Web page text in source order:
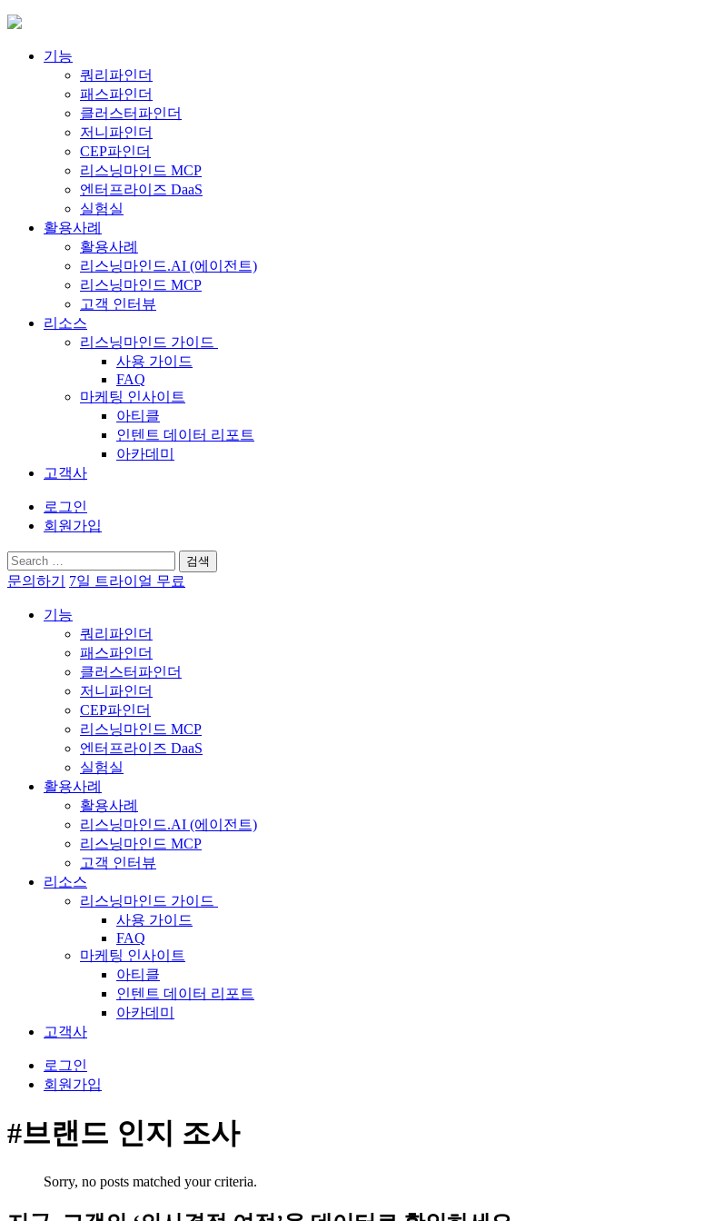
Skip
content기능
쿼리파인더
패스파인더
클러스터파인더
저니파인더
CEP파인더
리스닝마인드 MCP
엔터프라이즈 DaaS
실험실
활용사례
활용사례
리스닝마인드.AI (에이전트)
리스닝마인드 MCP
고객 인터뷰
리소스
리스닝마인드 가이드
사용 가이드
FAQ
마케팅 인사이트
아티클
인텐트 데이터 리포트
아카데미
고객사
로그인
회원가입
검
색:
문의하기 7일 트라이얼 무료
기능
쿼리파인더
패스파인더
클러스터파인더
저니파인더
CEP파인더
리스닝마인드 MCP
엔터프라이즈 DaaS
실험실
활용사례
활용사례
리스닝마인드.AI (에이전트)
리스닝마인드 MCP
고객 인터뷰
리소스
리스닝마인드 가이드
사용 가이드
FAQ
마케팅 인사이트
아티클
인텐트 데이터 리포트
아카데미
고객사
로그인
회원가입
#브랜드 인지 조사
Sorry, no posts matched your criteria.